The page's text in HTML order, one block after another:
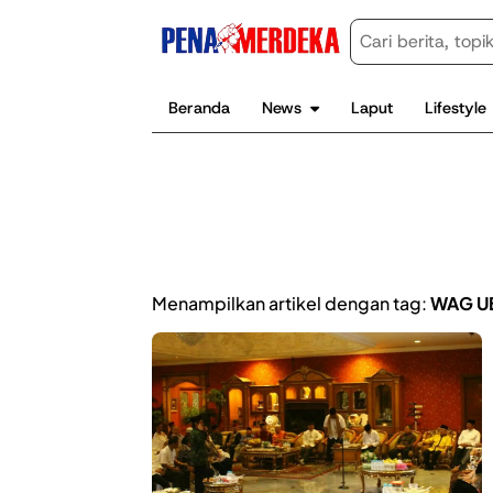
Beranda News Laput Lifestyle
Menampilkan artikel dengan tag:WAG